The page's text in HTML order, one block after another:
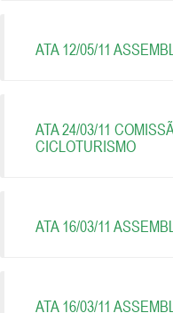
ATA 12/05/11
ATA 24/03/11
CICLOTURISMO
ATA 16/03/11
ATA 16/03/11